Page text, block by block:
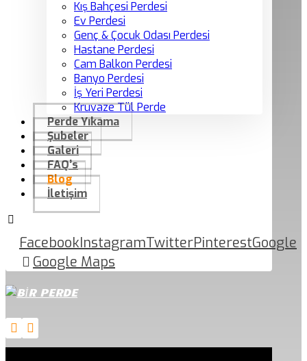
Kış Bahçesi Perdesi
Ev Perdesi
Genç & Çocuk Odası Perdesi
Hastane Perdesi
Cam Balkon Perdesi
Banyo Perdesi
İş Yeri Perdesi
Kruvaze Tül Perde
Perde Yıkama
Şubeler
Galeri
FAQ’s
Blog
İletişim
FacebookInstagramTwitterPinterestGoogle
Google Maps